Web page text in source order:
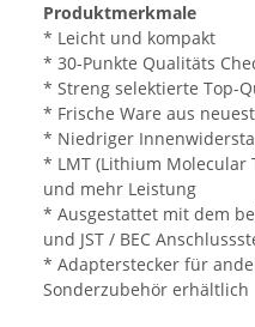
Produktmerkmale
* Leicht und kompakt
* 30-Punkte Qualitäts
* Streng selektierte Top-
* Frische Ware aus
* Niedriger
* LMT (Lithium Molecular
und mehr Leistung
* Ausgestattet mit dem
und JST / BEC
* Adapterstecker für
Sonderzubehör erhältlich